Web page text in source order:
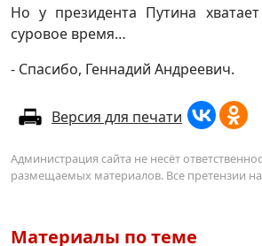
Но у президента Путина
суровое время…
- Спасибо, Геннадий Андреевич.
Версия для печати
Администрация сайта не несёт
размещаемых материалов. Все претензии
Материалы по теме